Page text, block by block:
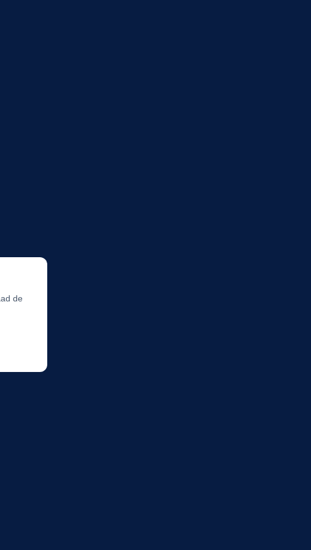
de